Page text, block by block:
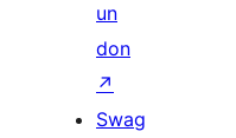
un
don
↗
Swag